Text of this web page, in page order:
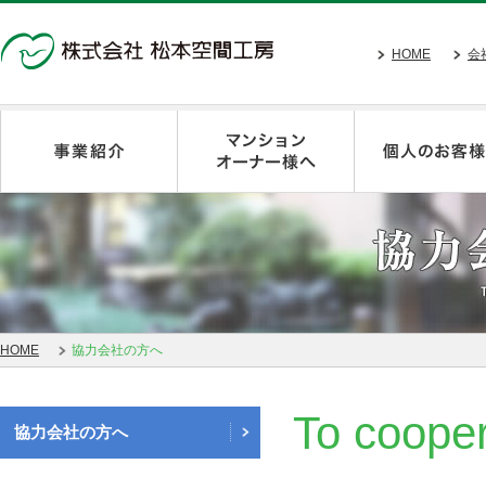
HOME 会
HOME 協力会社の方へ
To
協力会社の方へ